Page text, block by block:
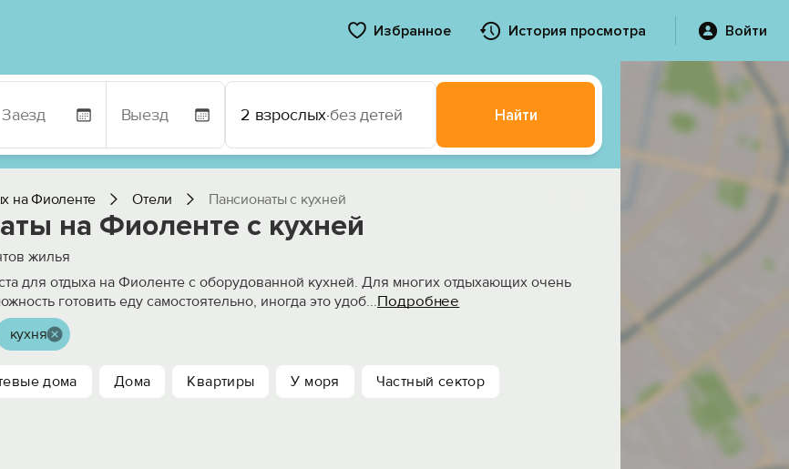
Избранное История просмотра Войти
2 взрослых·без детей Найти
на Фиоленте Отели Пансионаты с кухней
на Фиоленте с кухней
жилья
для отдыха на Фиоленте с оборудованной кухней. Для многих отдыхающих очень
готовить еду самостоятельно, иногда это удоб...Подробнее
кухня
дома Дома Квартиры У моря Частный сектор